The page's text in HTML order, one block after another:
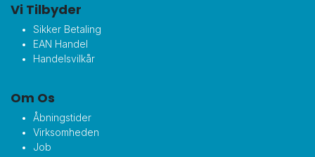
Vi Tilbyder
Sikker Betaling
EAN Handel
Handelsvilkår
Om Os
Åbningstider
Virksomheden
Job